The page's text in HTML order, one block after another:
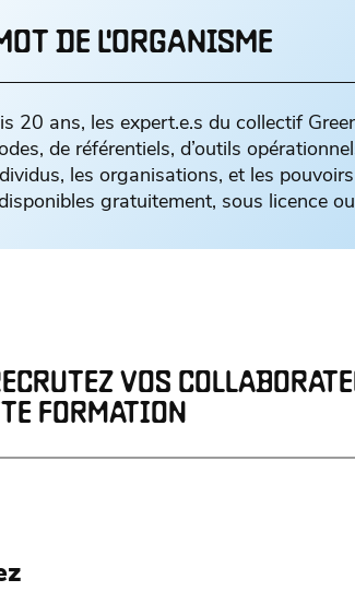
DE L'ORGANISME
20 ans, les expert.e.s du collectif
de référentiels, d’outils
les organisations, et les
gratuitement, sous licence
VOS
FORMATION